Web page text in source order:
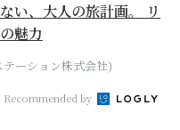
い、大人の旅計画。 リ
魅力
ーション株式会社)
Recommended by